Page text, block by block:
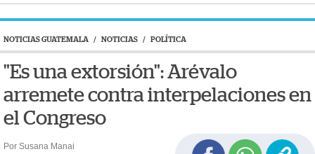
NOTICIAS GUATEMALA / NOTICIAS / POLÍTICA
"Es una extorsión": Arévalo
arremete contra interpelaciones en
el Congreso
Por Susana Manai